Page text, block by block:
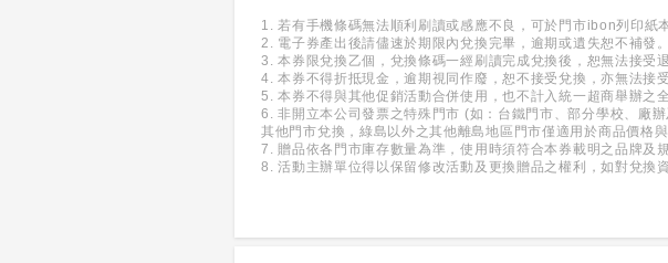
1. 若有手機條碼無法順利刷讀或感應不良，可於門市ibon列印紙
2. 電子券產出後請儘速於期限內兌換完畢，逾期或遺失恕不補發。
3. 本券限兌換乙個，兌換條碼一經刷讀完成兌換後，恕無法接受退
4. 本券不得折抵現金，逾期視同作廢，恕不接受兌換，亦無法接
5. 本券不得與其他促銷活動合併使用，也不計入統一超商舉辦之
6. 非開立本公司發票之特殊門市 (如：台鐵門市、部分學校、廠
其他門市兌換，綠島以外之其他離島地區門市僅適用於商品價格
7. 贈品依各門市庫存數量為準，使用時須符合本券載明之品牌及
8. 活動主辦單位得以保留修改活動及更換贈品之權利，如對兌換